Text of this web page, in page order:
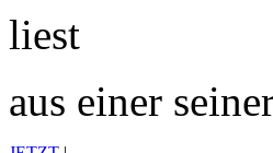
aus einer